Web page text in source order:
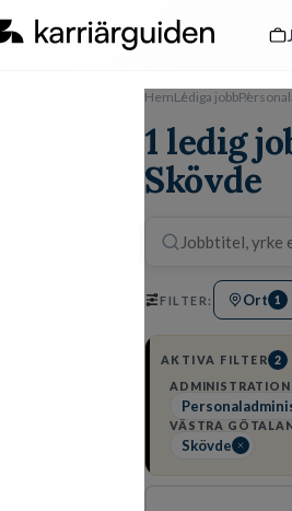
HemLediga jobb
1 ledig
Skövde
FILTER: Ort 1
AKTIVA FILTER 2
ADMINISTRATION
VÄSTRA
Skövde